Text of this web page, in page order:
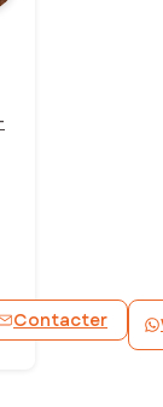
Contacter